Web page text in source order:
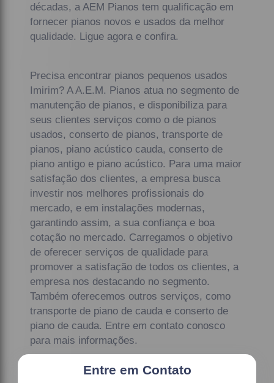
décadas, a AEM Pianos tem qualificação em
fornecer pianos novos e usados da melhor
qualidade. Ligue agora e confira.
Precisa encontrar pianos pequenos usados
Imirim? A A.E.M. Pianos atua no segmento de
manutenção de pianos, e disponibiliza para
seus clientes serviços como o de pianos
usados, conserto de pianos, transporte de
pianos, piano acústico cauda, conserto de
piano antigo e piano acústico. Para uma maior
satisfação dos clientes, a empresa busca
investir nos melhores profissionais do
mercado, e em instalações modernas,
garantindo assim, a sua confiança e boa
cotação no mercado. Carregamos o objetivo
de oferecer serviços de qualidade para
promover a satisfação de todos os clientes, a
empresa nos destacando no segmento.
Também oferecemos outros serviços, como
transporte de piano de cauda e conserto de
piano de cauda. Entre em contato conosco
para mais informações.
Entre em Contato